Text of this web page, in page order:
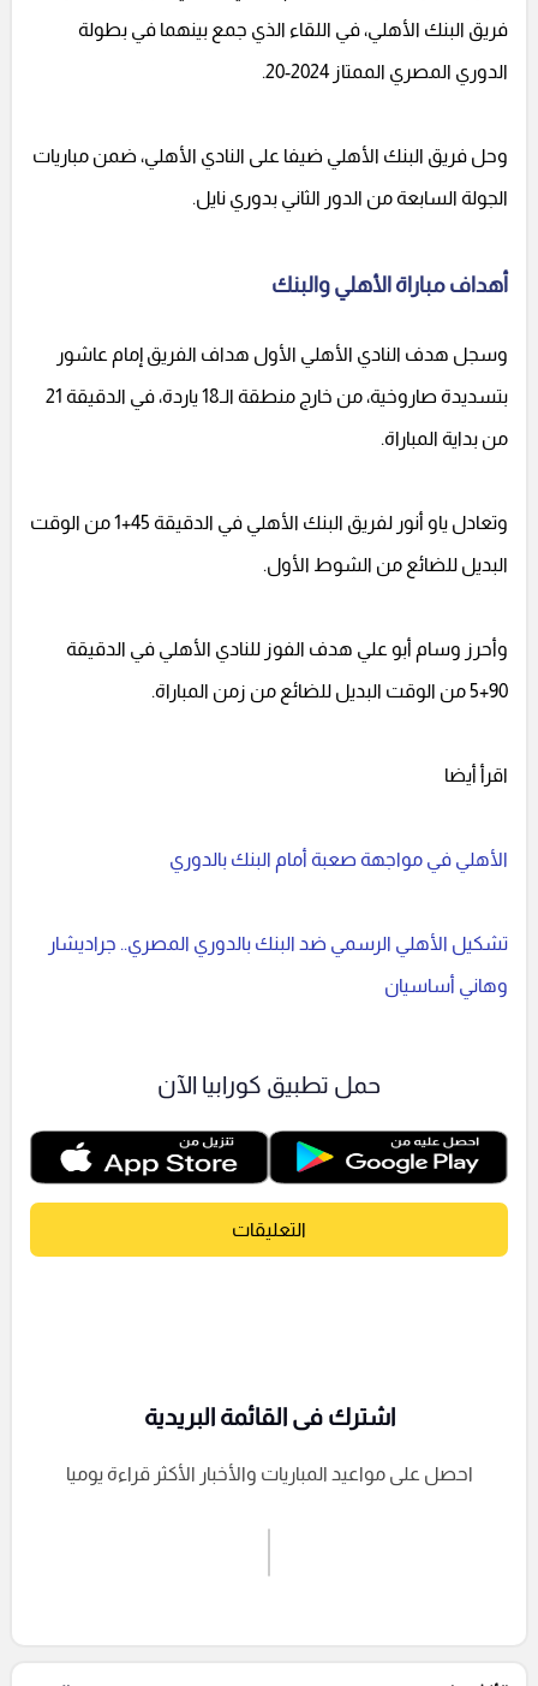
فريق البنك الأهلي، في اللقاء الذي جمع بينهما في بطولة
الدوري المصري الممتاز 2024-20.
وحل فريق البنك الأهلي ضيفا على النادي الأهلي، ضمن مباريات
الجولة السابعة من الدور الثاني بدوري نايل.
أهداف مباراة الأهلي والبنك
وسجل هدف النادي الأهلي الأول هداف الفريق إمام عاشور
بتسديدة صاروخية، من خارج منطقة الـ18 ياردة، في الدقيقة 21
من بداية المباراة.
وتعادل ياو أنور لفريق البنك الأهلي في الدقيقة 45+1 من الوقت
البديل للضائع من الشوط الأول.
وأحرز وسام أبو علي هدف الفوز للنادي الأهلي في الدقيقة
90+5 من الوقت البديل للضائع من زمن المباراة.
اقرأ أيضا
الأهلي في مواجهة صعبة أمام البنك بالدوري
تشكيل الأهلي الرسمي ضد البنك بالدوري المصري.. جراديشار
وهاني أساسيان
حمل تطبيق كورابيا الآن
التعليقات
إرسال تعليق
اشترك فى القائمة البريدية
احصل على مواعيد المباريات والأخبار الأكثر قراءة يوميا